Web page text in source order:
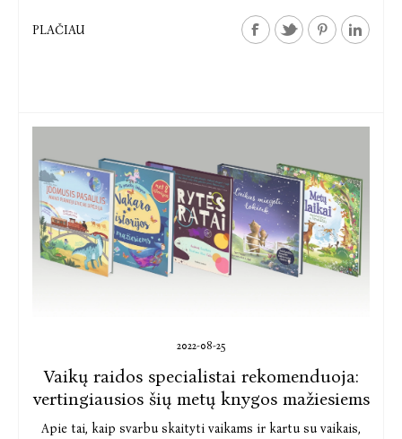
PLAČIAU
2022-08-25
Vaikų raidos specialistai rekomenduoja:
vertingiausios šių metų knygos mažiesiems
Apie tai, kaip svarbu skaityti vaikams ir kartu su vaikais,